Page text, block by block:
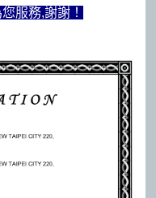
服務,謝謝！